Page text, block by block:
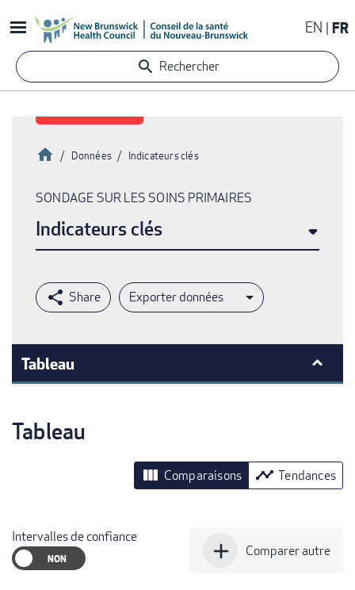
au
contenu
principal
EN FR
Rechercher
Fil
d'Ariane
Accueil
Données Indicateurs clés
SONDAGE SUR LES SOINS PRIMAIRES
Indicateurs clés
Exporter données
Tableau
Tableau
view_column Comparaisons timeline Tendances
Intervalles de confiance
add Comparer autre